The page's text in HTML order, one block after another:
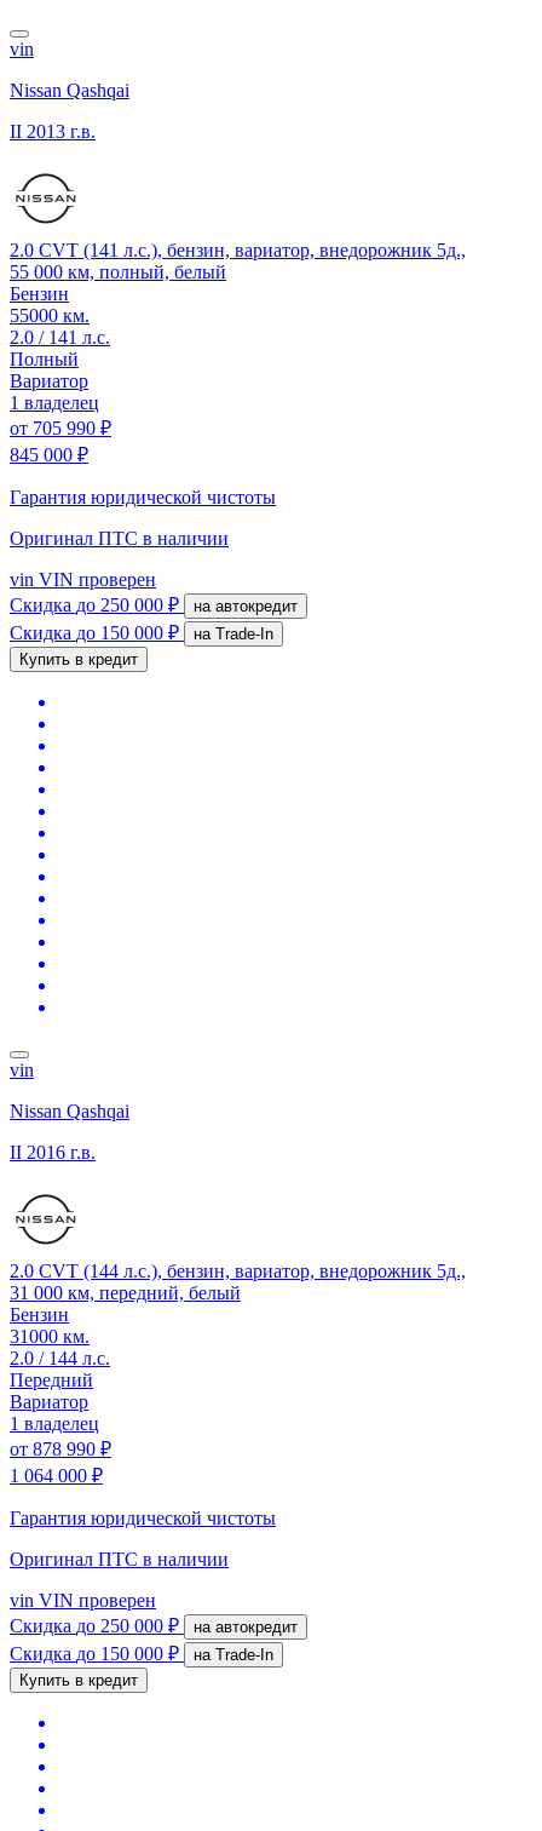
vin
Nissan Qashqai
II 2013 г.в.
2.0 CVT (141 л.с.), бензин, вариатор, внедорожник 5д.,
55 000 км, полный, белый
Бензин
55000 км.
2.0 / 141 л.с.
Полный
Вариатор
1 владелец
от 705 990 ₽
845 000 ₽
Гарантия юридической чистоты
Оригинал ПТС в наличии
vin VIN проверен
Скидка до 250 000 ₽ на автокредит
Скидка до 150 000 ₽
на Trade-In
Купить в кредит
vin
Nissan Qashqai
II 2016 г.в.
2.0 CVT (144 л.с.), бензин, вариатор, внедорожник 5д.,
31 000 км, передний, белый
Бензин
31000 км.
2.0 / 144 л.с.
Передний
Вариатор
1 владелец
от 878 990 ₽
1 064 000 ₽
Гарантия юридической чистоты
Оригинал ПТС в наличии
vin VIN проверен
Скидка до 250 000 ₽ на автокредит
Скидка до 150 000 ₽
на Trade-In
Купить в кредит